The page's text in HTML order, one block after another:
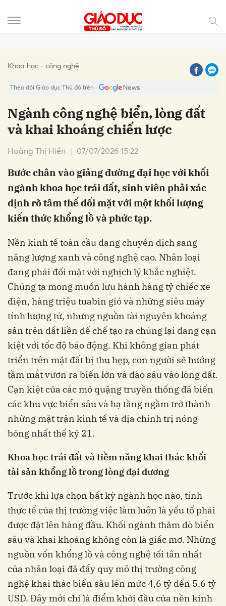
Khoa học - công nghệ
Theo dõi Giáo dục Thủ đô trên
Ngành công nghệ biển, lòng đất
và khai khoáng chiến lược
Hoàng Thị Hiền 07/07/2026 15:22
Bước chân vào giảng đường đại học với khối
ngành khoa học trái đất, sinh viên phải xác
định rõ tâm thế đối mặt với một khối lượng
kiến thức khổng lồ và phức tạp.
Nền kinh tế toàn cầu đang chuyển dịch sang
năng lượng xanh và công nghệ cao. Nhân loại
đang phải đối mặt với nghịch lý khắc nghiệt.
Chúng ta mong muốn lưu hành hàng tỷ chiếc xe
điện, hàng triệu tuabin gió và những siêu máy
tính lượng tử, nhưng nguồn tài nguyên khoáng
sản trên đất liền để chế tạo ra chúng lại đang cạn
kiệt với tốc độ báo động. Khi không gian phát
triển trên mặt đất bị thu hẹp, con người sẽ hướng
tầm mắt vươn ra biển lớn và đào sâu vào lòng đất.
Cạn kiệt của các mỏ quặng truyền thống đã biến
các khu vực biển sâu và hạ tầng ngầm trở thành
những mặt trận kinh tế và địa chính trị nóng
bỏng nhất thế kỷ 21.
Khoa học trái đất và tiềm năng khai thác khối
tài sản khổng lồ trong lòng đại dương
Trước khi lựa chọn bất kỳ ngành học nào, tính
thực tế của thị trường việc làm luôn là yếu tố phải
được đặt lên hàng đầu. Khối ngành thăm dò biển
sâu và khai khoáng không còn là giấc mơ. Những
nguồn vốn khổng lồ và công nghệ tối tân nhất
của nhân loại đã đẩy quy mô thị trường công
nghệ khai thác biển sâu lên mức 4,6 tỷ đến 5,6 tỷ
USD. Đây mới chỉ là điểm khởi đầu của nền kinh
Hủy Gửi